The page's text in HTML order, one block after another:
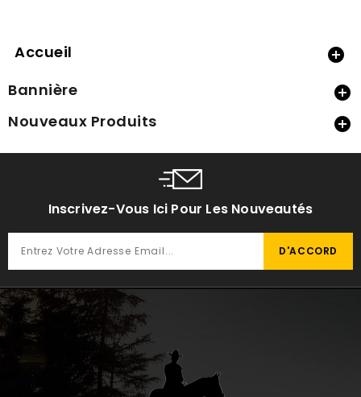
Accueil 
Bannière 
Nouveaux Produits 
Inscrivez-Vous Ici Pour Les Nouveautés